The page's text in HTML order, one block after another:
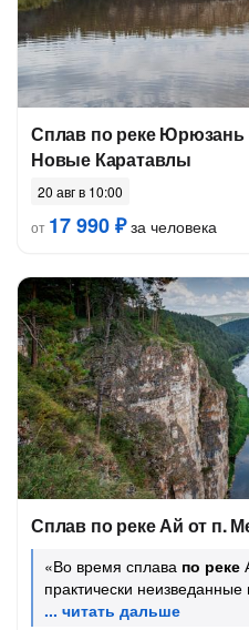
Сплав по реке Юрюзань
Новые Каратавлы
20 авг в 10:00
от 17 990 ₽за человека
Сплав по реке Ай от п.
«Во время сплава по реке
практически